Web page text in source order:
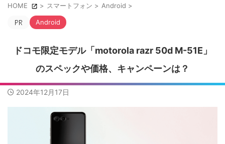
HOME > スマートフォン > Android >
Android
ドコモ限定モデル「motorola razr 50d M-51E」
のスペックや価格、キャンペーンは？
2024年12月17日